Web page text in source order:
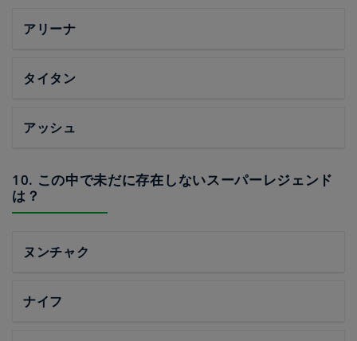
アリーナ
タイタン
アッシュ
10. この中で未だに存在しないスーパーレジェンド
は？
ヌンチャク
ナイフ